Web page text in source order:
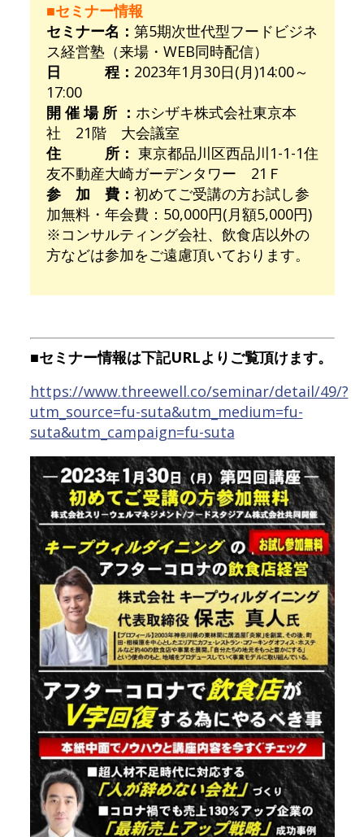
■セミナー情報
セミナー名： 第5期次世代型フードビジネ
ス経営塾（来場・WEB同時配信）
日 程： 2023年1月30日(月)14:00～
17:00
開 催 場 所 ： ホシザキ株式会社東京本
社 21階 大会議室
住 所： 東京都品川区西品川1-1-1住
友不動産大崎ガーデンタワー 21Ｆ
参 加 費： 初めてご受講の方お試し参
加無料・年会費：50,000円(月額5,000円)
※コンサルティング会社、飲食店以外の
方などは参加をご遠慮頂いております。
■セミナー情報は下記URLよりご覧頂けます。
https://www.threewell.co/seminar/detail/49/?
utm_source=fu-suta&utm_medium=fu-
suta&utm_campaign=fu-suta